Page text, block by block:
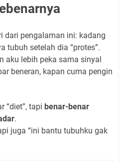
dari pengalaman ini: kadang
tubuh setelah dia “protes”.
aku lebih peka sama sinyal
beneran, kapan cuma pengin
“diet”, tapi benar-benar
.
juga “ini bantu tubuhku gak